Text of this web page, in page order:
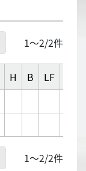
1～2/2件
H B LF
1～2/2件